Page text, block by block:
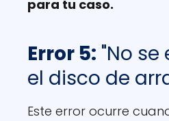
para tu caso.
Error 5: "No
el disco de
Este error ocurre